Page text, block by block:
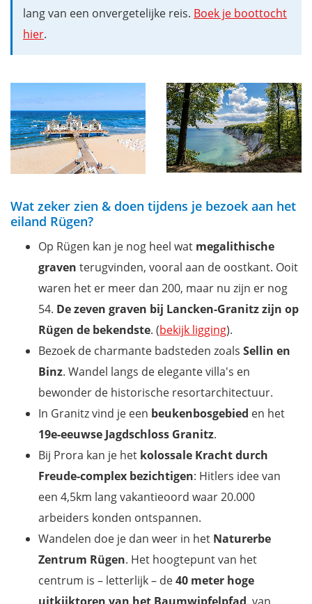
lang van een onvergetelijke reis. Boek je boottocht
hier.
Wat zeker zien & doen tijdens je bezoek aan het
eiland Rügen?
Op Rügen kan je nog heel wat megalithische
graven terugvinden, vooral aan de oostkant. Ooit
waren het er meer dan 200, maar nu zijn er nog
54. De zeven graven bij Lancken-Granitz zijn op
Rügen de bekendste. (bekijk ligging).
Bezoek de charmante badsteden zoals Sellin en
Binz. Wandel langs de elegante villa's en
bewonder de historische resortarchitectuur.
In Granitz vind je een beukenbosgebied en het
19e-eeuwse Jagdschloss Granitz.
Bij Prora kan je het kolossale Kracht durch
Freude-complex bezichtigen: Hitlers idee van
een 4,5km lang vakantieoord waar 20.000
arbeiders konden ontspannen.
Wandelen doe je dan weer in het Naturerbe
Zentrum Rügen. Het hoogtepunt van het
centrum is – letterlijk – de40 meter hoge